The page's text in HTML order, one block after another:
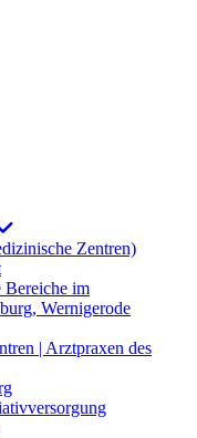
Zentren)
Bereiche im
Wernigerode
| Arztpraxen des